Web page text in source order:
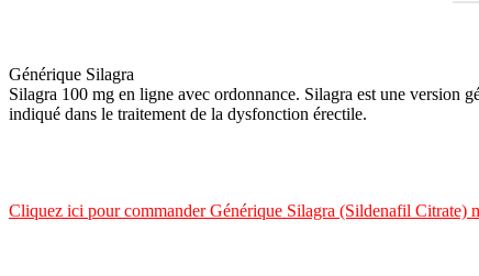
Générique Silagra
Silagra 100 mg en ligne avec ordonnance. Silagra est une version
indiqué dans le traitement de la dysfonction érectile.
Cliquez ici pour commander Générique Silagra (Sildenafil Citrate)